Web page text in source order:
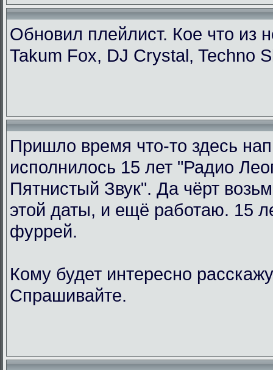
Обновил плейлист. Кое что из
Takum Fox, DJ Crystal, Techno
Пришло время что-то здесь
исполнилось 15 лет "Радио
Пятнистый Звук". Да чёрт
этой даты, и ещё работаю. 15
фуррей.
Кому будет интересно
Спрашивайте.